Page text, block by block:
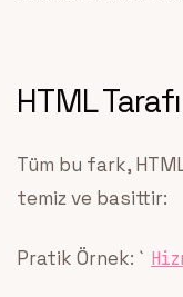
HTML
Tüm bu fark,
temiz ve basittir:
Pratik Örnek: `